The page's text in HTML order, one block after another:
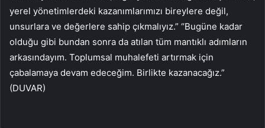
yerel yönetimlerdeki kazanımlarımızı bireylere değil,
unsurlara ve değerlere sahip çıkmalıyız.” “Bugüne kadar
olduğu gibi bundan sonra da atılan tüm mantıklı adımların
arkasındayım. Toplumsal muhalefeti artırmak için
çabalamaya devam edeceğim. Birlikte kazanacağız.”
(DUVAR)